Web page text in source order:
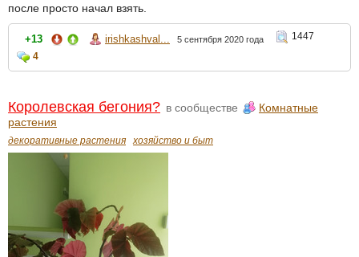
после просто начал взять.
+13 irishkashval... 5 сентября 2020 года
1447
4
Королевская бегония? в сообществе
Комнатные
растения
декоративные растения хозяйство и быт